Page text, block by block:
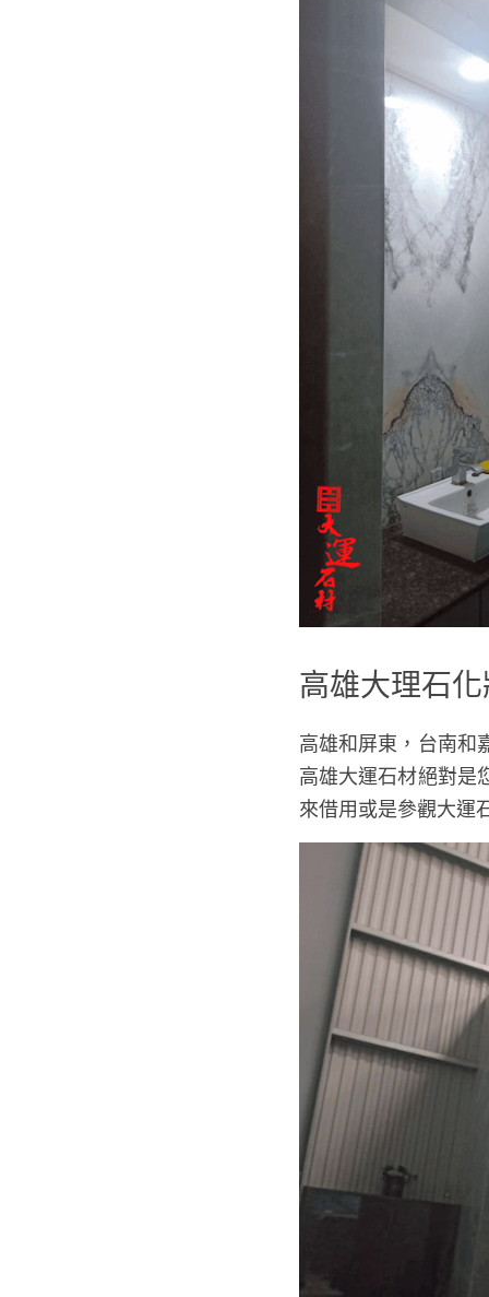
高雄大理石
高雄和屏東，台南和
高雄大運石材絕對是
來借用或是參觀大運